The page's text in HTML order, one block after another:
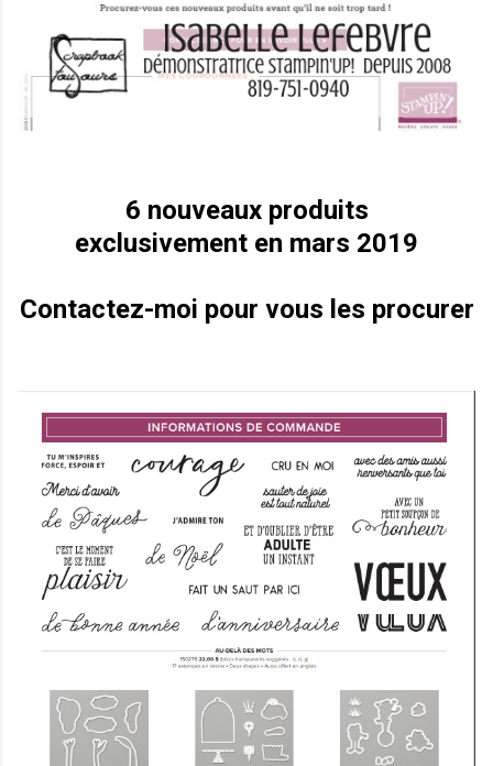
6 nouveaux produits
exclusivement en mars 2019
Contactez-moi pour vous les procurer